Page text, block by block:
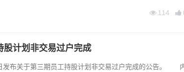
114
股计划非交易过户完成
布关于第三期员工持股计划非交易过户完成的公告。